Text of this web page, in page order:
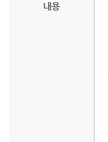
내용